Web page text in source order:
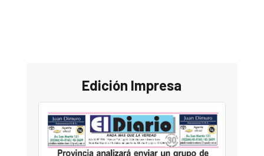
Edición Impresa